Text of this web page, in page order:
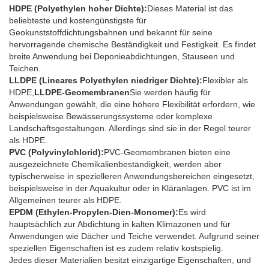
HDPE (Polyethylen hoher Dichte):Dieses Material ist das
beliebteste und kostengünstigste für
Geokunststoffdichtungsbahnen und bekannt für seine
hervorragende chemische Beständigkeit und Festigkeit. Es findet
breite Anwendung bei Deponieabdichtungen, Stauseen und
Teichen.
LLDPE (Lineares Polyethylen niedriger Dichte):Flexibler als
HDPE, LLDPE-GeomembranenSie werden häufig für
Anwendungen gewählt, die eine höhere Flexibilität erfordern, wie
beispielsweise Bewässerungssysteme oder komplexe
Landschaftsgestaltungen. Allerdings sind sie in der Regel teurer
als HDPE.
PVC (Polyvinylchlorid):PVC-Geomembranen bieten eine
ausgezeichnete Chemikalienbeständigkeit, werden aber
typischerweise in spezielleren Anwendungsbereichen eingesetzt,
beispielsweise in der Aquakultur oder in Kläranlagen. PVC ist im
Allgemeinen teurer als HDPE.
EPDM (Ethylen-Propylen-Dien-Monomer):Es wird
hauptsächlich zur Abdichtung in kalten Klimazonen und für
Anwendungen wie Dächer und Teiche verwendet. Aufgrund seiner
speziellen Eigenschaften ist es zudem relativ kostspielig.
Jedes dieser Materialien besitzt einzigartige Eigenschaften, und